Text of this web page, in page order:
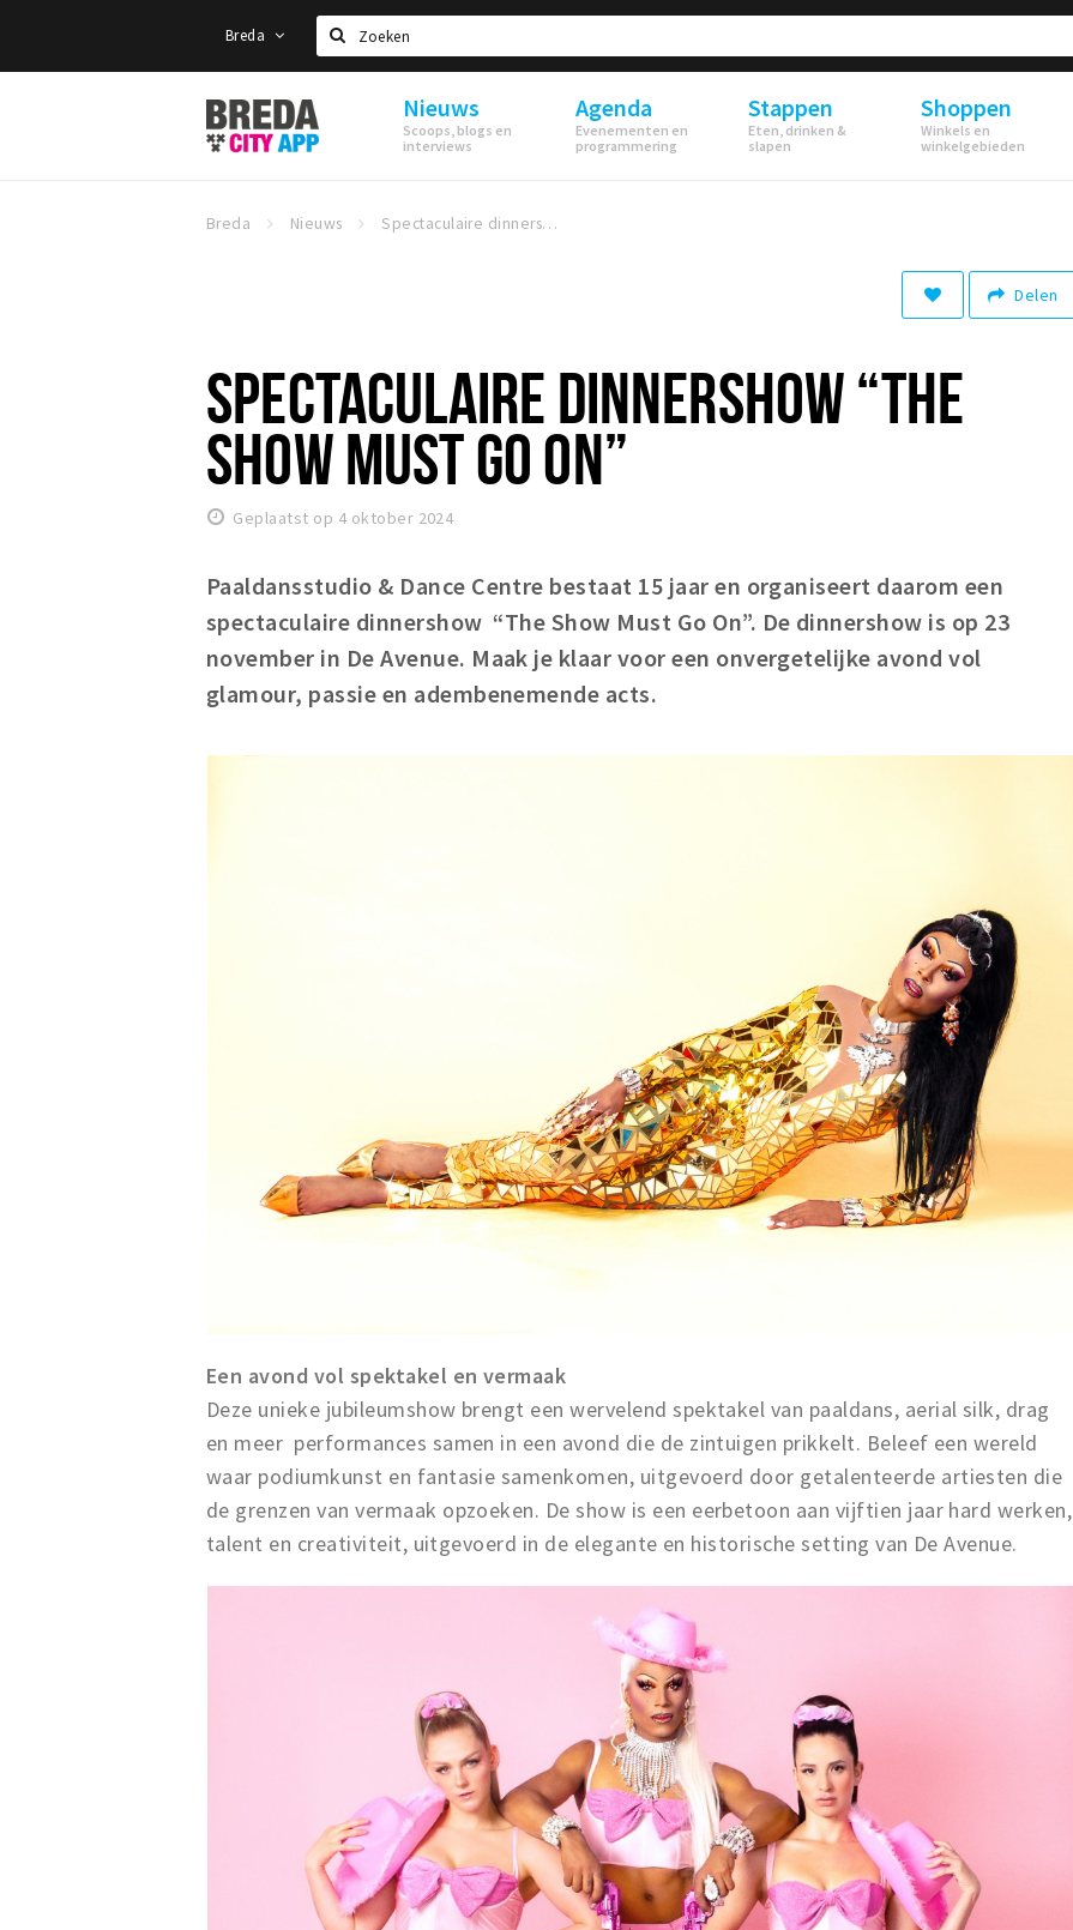
Breda
Zoeken
Stappen
&
Shoppen
Nieuws
Scoops, blogs en
interviews
Agenda
Evenementen en
programmering
Stappen
Eten, drinken &
slapen
Shoppen
Winkels en
winkelgebieden
Breda Nieuws Spectaculaire dinnershow “The Show Must Go On”
Delen
SPECTACULAIRE DINNERSHOW “THE
SHOW MUST GO ON”
Geplaatst op 4 oktober 2024
Paaldansstudio & Dance Centre bestaat 15 jaar en organiseert daarom een
spectaculaire dinnershow “The Show Must Go On”. De dinnershow is op 23
november in De Avenue. Maak je klaar voor een onvergetelijke avond vol
glamour, passie en adembenemende acts.
Een avond vol spektakel en vermaak
Deze unieke jubileumshow brengt een wervelend spektakel van paaldans, aerial silk, drag
en meer performances samen in een avond die de zintuigen prikkelt. Beleef een wereld
waar podiumkunst en fantasie samenkomen, uitgevoerd door getalenteerde artiesten die
de grenzen van vermaak opzoeken. De show is een eerbetoon aan vijftien jaar hard werken,
talent en creativiteit, uitgevoerd in de elegante en historische setting van De Avenue.